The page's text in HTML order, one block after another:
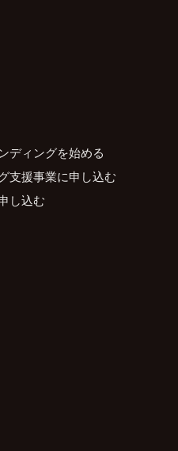
ディングを始める
支援事業に申し込む
し込む